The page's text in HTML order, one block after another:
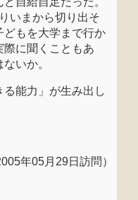
いまから切り出そ
どもを大学まで行か
に聞くこともあ
いか。
能力」が生み出し
年05月29日訪問）